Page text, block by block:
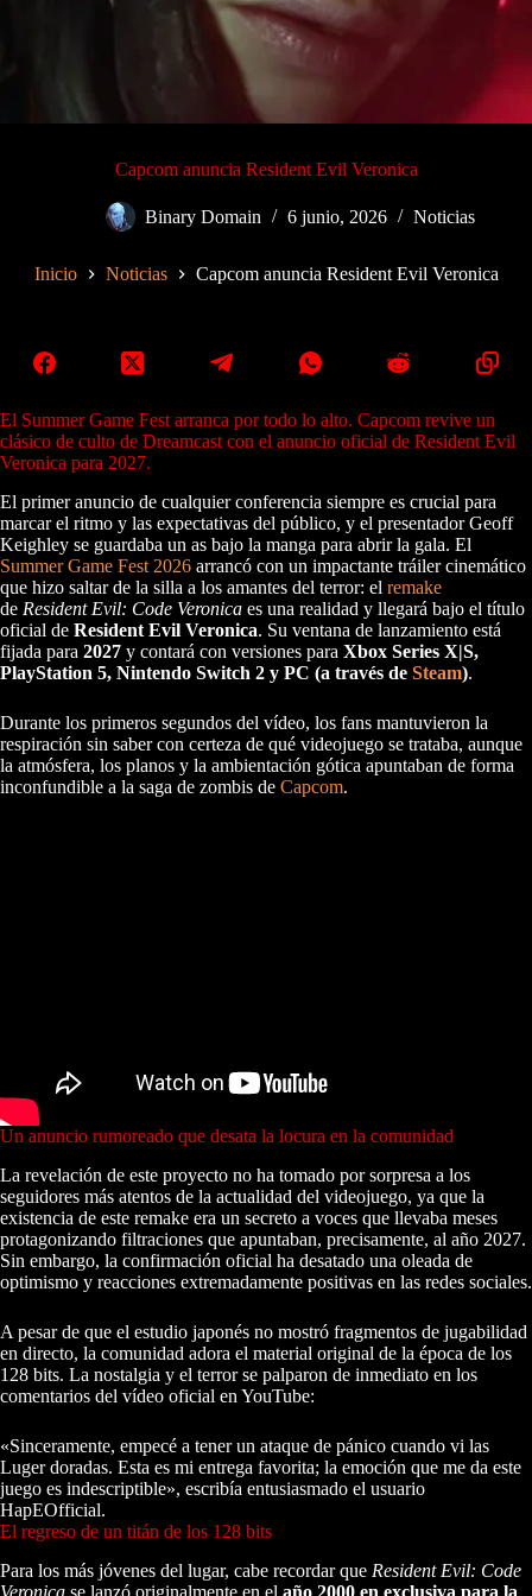
Capcom anuncia Resident Evil Veronica
Binary Domain 6 junio, 2026 Noticias
Inicio Noticias Capcom anuncia Resident Evil Veronica
El Summer Game Fest arranca por todo lo alto. Capcom revive un
clásico de culto de Dreamcast con el anuncio oficial de Resident Evil
Veronica para 2027.
El primer anuncio de cualquier conferencia siempre es crucial para
marcar el ritmo y las expectativas del público, y el presentador Geoff
Keighley se guardaba un as bajo la manga para abrir la gala. El
Summer Game Fest 2026 arrancó con un impactante tráiler cinemático
que hizo saltar de la silla a los amantes del terror: el remake
de Resident Evil: Code Veronica es una realidad y llegará bajo el título
oficial de Resident Evil Veronica. Su ventana de lanzamiento está
fijada para 2027 y contará con versiones para Xbox Series X|S,
PlayStation 5, Nintendo Switch 2 y PC (a través de Steam).
Durante los primeros segundos del vídeo, los fans mantuvieron la
respiración sin saber con certeza de qué videojuego se trataba, aunque
la atmósfera, los planos y la ambientación gótica apuntaban de forma
inconfundible a la saga de zombis de Capcom.
Un anuncio rumoreado que desata la locura en la comunidad
La revelación de este proyecto no ha tomado por sorpresa a los
seguidores más atentos de la actualidad del videojuego, ya que la
existencia de este remake era un secreto a voces que llevaba meses
protagonizando filtraciones que apuntaban, precisamente, al año 2027.
Sin embargo, la confirmación oficial ha desatado una oleada de
optimismo y reacciones extremadamente positivas en las redes sociales.
A pesar de que el estudio japonés no mostró fragmentos de jugabilidad
en directo, la comunidad adora el material original de la época de los
128 bits. La nostalgia y el terror se palparon de inmediato en los
comentarios del vídeo oficial en YouTube:
«Sinceramente, empecé a tener un ataque de pánico cuando vi las
Luger doradas. Esta es mi entrega favorita; la emoción que me da este
juego es indescriptible», escribía entusiasmado el usuario
HapEOfficial.
El regreso de un titán de los 128 bits
Para los más jóvenes del lugar, cabe recordar que Resident Evil: Code
Veronica se lanzó originalmente en el año 2000 en exclusiva para la